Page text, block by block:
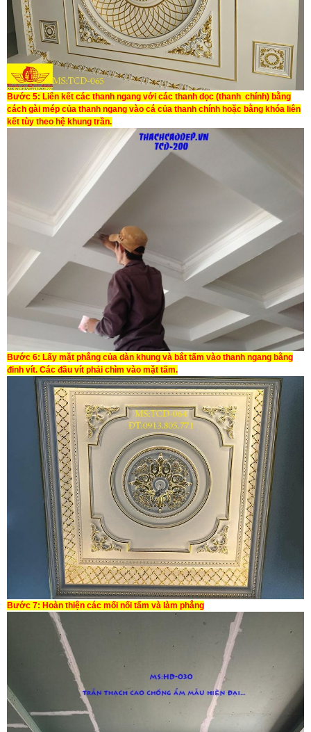
Bước 5: Liên kết các thanh ngang với các thanh dọc (thanh chính) bằng
cách gài mép của thanh ngang vào cá của thanh chính hoặc bằng khóa liên
kết tùy theo hệ khung trần.
Bước 6: Lấy mặt phẳng của dàn khung và bắt tấm vào thanh ngang bằng
đinh vít. Các đầu vít phải chìm vào mặt tấm.
Bước 7: Hoàn thiện các mối nối tấm và làm phẳng